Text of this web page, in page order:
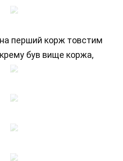
перший корж товстим
був вище коржа,